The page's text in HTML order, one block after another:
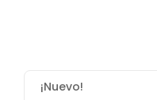
¡Nuevo!